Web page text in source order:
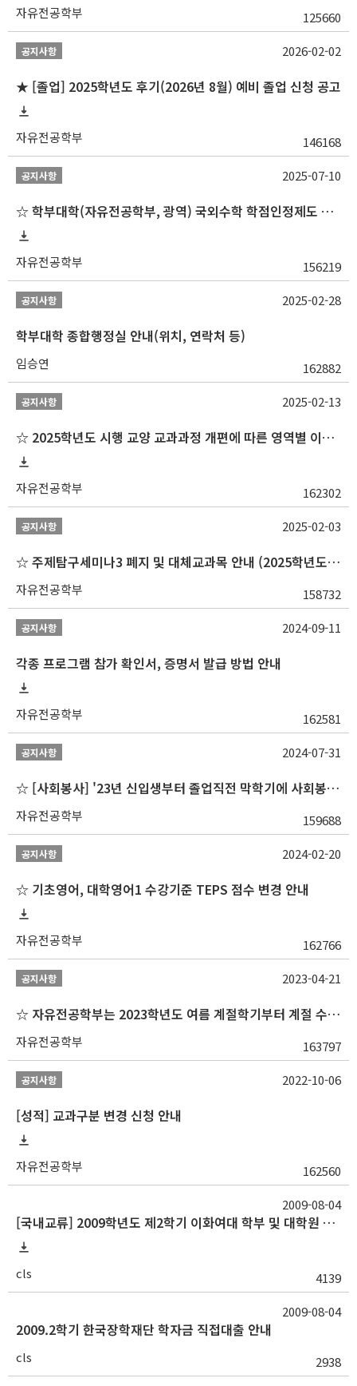
자유전공학부 125660
공지사항
★ [졸업] 2025학년도 후기(2026년 8월) 예비 졸업 신청 공고
자유전공학부 146168
2026-02-02
공지사항
☆ 학부대학(자유전공학부, 광역) 국외수학 학점인정제도 변경 안내(2025-2학기 파견학생부터)
자유전공학부 156219
2025-07-10
공지사항
학부대학 종합행정실 안내(위치, 연락처 등)
임승연 162882
2025-02-28
공지사항
☆ 2025학년도 시행 교양 교과과정 개편에 따른 영역별 이수 안내
자유전공학부 162302
2025-02-13
공지사항
☆ 주제탐구세미나3 폐지 및 대체교과목 안내 (2025학년도 1학기부터)
자유전공학부 158732
2025-02-03
공지사항
각종 프로그램 참가 확인서, 증명서 발급 방법 안내
자유전공학부 162581
2024-09-11
공지사항
☆ [사회봉사] '23년 신입생부터 졸업직전 막학기에 사회봉사1,2,3 수강 불가
자유전공학부 159688
2024-07-31
공지사항
☆ 기초영어, 대학영어1 수강기준 TEPS 점수 변경 안내
자유전공학부 162766
2024-02-20
공지사항
☆ 자유전공학부는 2023학년도 여름 계절학기부터 계절 수업을 개설하지 않습니다 ☆
자유전공학부 163797
2023-04-21
공지사항
[성적] 교과구분 변경 신청 안내
자유전공학부 162560
2022-10-06
[국내교류] 2009학년도 제2학기 이화여대 학부 및 대학원 수학안내
cls 4139
2009-08-04
2009.2학기 한국장학재단 학자금 직접대출 안내
cls 2938
2009-08-04